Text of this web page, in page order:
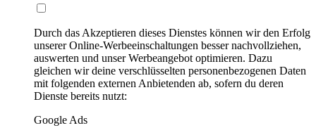
Durch das Akzeptieren dieses Dienstes können wir den Erfolg
unserer Online-Werbeeinschaltungen besser nachvollziehen,
auswerten und unser Werbeangebot optimieren. Dazu
gleichen wir deine verschlüsselten personenbezogenen Daten
mit folgenden externen Anbietenden ab, sofern du deren
Dienste bereits nutzt:
Google Ads